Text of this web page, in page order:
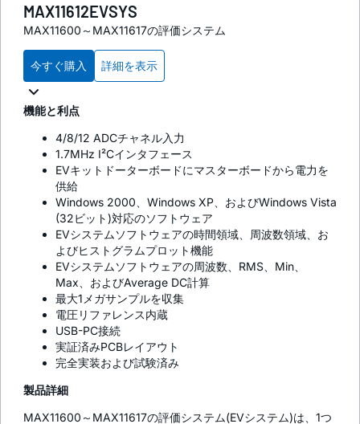
MAX11612EVSYS
MAX11600～MAX11617の評価システム
今すぐ購入 詳細を表示
機能と利点
4/8/12 ADCチャネル入力
1.7MHz I²Cインタフェース
EVキットドーターボードにマスターボードから電力を
供給
Windows 2000、Windows XP、およびWindows Vista
(32ビット)対応のソフトウェア
EVシステムソフトウェアの時間領域、周波数領域、お
よびヒストグラムプロット機能
EVシステムソフトウェアの周波数、RMS、Min、
Max、およびAverage DC計算
最大1メガサンプルを収集
電圧リファレンス内蔵
USB-PC接続
実証済みPCBレイアウト
完全実装および試験済み
製品詳細
MAX11600～MAX11617の評価システム(EVシステム)は、1つ